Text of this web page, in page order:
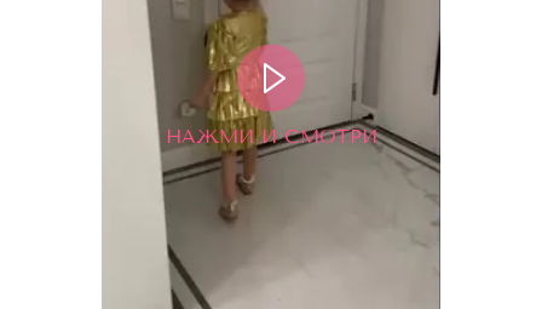
НАЖМИ И СМОТРИ